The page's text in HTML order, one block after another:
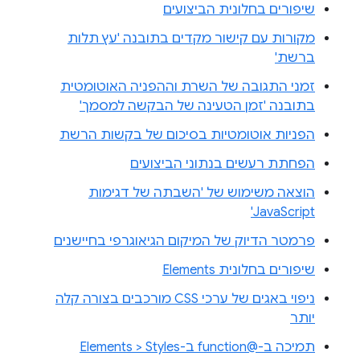
שיפורים בחלונית הביצועים
מקורות עם קישור מקדים בתובנה 'עץ תלות
ברשת'
זמני התגובה של השרת וההפניה האוטומטית
בתובנה 'זמן הטעינה של הבקשה למסמך'
הפניות אוטומטיות בסיכום של בקשות הרשת
הפחתת רעשים בנתוני הביצועים
הוצאה משימוש של 'השבתה של דגימות
JavaScript'
פרמטר הדיוק של המיקום הגיאוגרפי בחיישנים
שיפורים בחלונית Elements
ניפוי באגים של ערכי CSS מורכבים בצורה קלה
יותר
תמיכה ב-@function ב-Elements > Styles